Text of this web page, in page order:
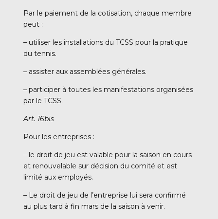
Par le paiement de la cotisation, chaque membre
peut :
– utiliser les installations du TCSS pour la pratique
du tennis.
– assister aux assemblées générales.
– participer à toutes les manifestations organisées
par le TCSS.
Art. 16bis
Pour les entreprises :
– le droit de jeu est valable pour la saison en cours
et renouvelable sur décision du comité et est
limité aux employés.
– Le droit de jeu de l’entreprise lui sera confirmé
au plus tard à fin mars de la saison à venir.